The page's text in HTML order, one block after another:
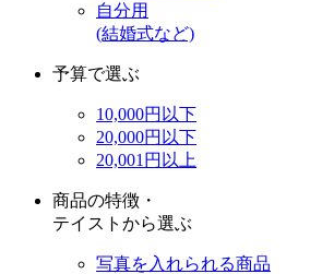
自分用
(結婚式など)
予算で選ぶ
10,000円以下
20,000円以下
20,001円以上
商品の特徴・
テイストから選ぶ
写真を入れられる商品